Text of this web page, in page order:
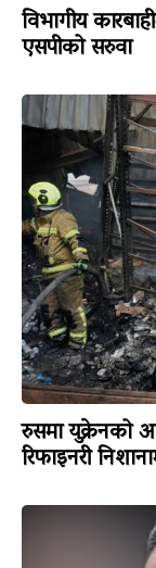
विभागीय
एसपीको सरुवा
रुसमा युक्रेनको
रिफाइनरी